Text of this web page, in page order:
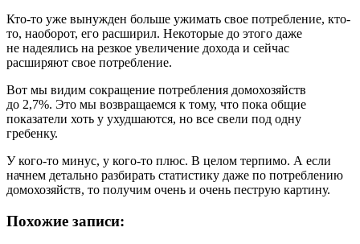
Кто-то уже вынужден больше ужимать свое потребление, кто-
то, наоборот, его расширил. Некоторые до этого даже
не надеялись на резкое увеличение дохода и сейчас
расширяют свое потребление.
Вот мы видим сокращение потребления домохозяйств
до 2,7%. Это мы возвращаемся к тому, что пока общие
показатели хоть у ухудшаются, но все свели под одну
гребенку.
У кого-то минус, у кого-то плюс. В целом терпимо. А если
начнем детально разбирать статистику даже по потреблению
домохозяйств, то получим очень и очень пеструю картину.
Похожие записи: